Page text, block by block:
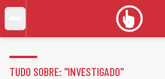
TUDO SOBRE: "INVESTIGADO"